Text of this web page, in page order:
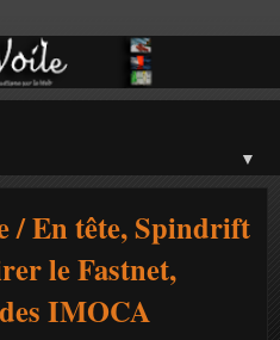
▼
/ En tête, Spindrift
le Fastnet,
IMOCA